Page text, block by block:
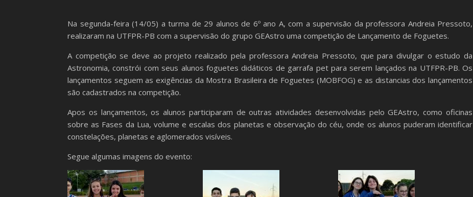
Na segunda-feira (14/05) a turma de 29 alunos de 6º ano A, com a supervisão da professora Andreia Pressoto,
realizaram na UTFPR-PB com a supervisão do grupo GEAstro uma competição de Lançamento de Foguetes.
A competição se deve ao projeto realizado pela professora Andreia Pressoto, que para divulgar o estudo da
Astronomia, constrói com seus alunos foguetes didáticos de garrafa pet para serem lançados na UTFPR-PB. Os
lançamentos seguem as exigências da Mostra Brasileira de Foguetes (MOBFOG) e as distancias dos lançamentos
são cadastrados na competição.
Apos os lançamentos, os alunos participaram de outras atividades desenvolvidas pelo GEAstro, como oficinas
sobre as Fases da Lua, volume e escalas dos planetas e observação do céu, onde os alunos puderam identificar
constelações, planetas e aglomerados visíveis.
Segue algumas imagens do evento: